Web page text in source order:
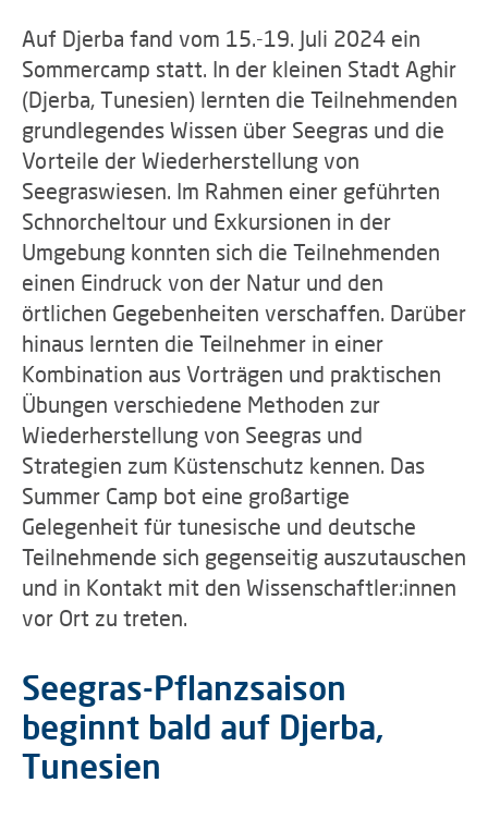
Auf Djerba fand vom 15.-19. Juli 2024 ein
Sommercamp statt. In der kleinen Stadt Aghir
(Djerba, Tunesien) lernten die Teilnehmenden
grundlegendes Wissen über Seegras und die
Vorteile der Wiederherstellung von
Seegraswiesen. Im Rahmen einer geführten
Schnorcheltour und Exkursionen in der
Umgebung konnten sich die Teilnehmenden
einen Eindruck von der Natur und den
örtlichen Gegebenheiten verschaffen. Darüber
hinaus lernten die Teilnehmer in einer
Kombination aus Vorträgen und praktischen
Übungen verschiedene Methoden zur
Wiederherstellung von Seegras und
Strategien zum Küstenschutz kennen. Das
Summer Camp bot eine großartige
Gelegenheit für tunesische und deutsche
Teilnehmende sich gegenseitig auszutauschen
und in Kontakt mit den Wissenschaftler:innen
vor Ort zu treten.
Seegras-Pflanzsaison
beginnt bald auf Djerba,
Tunesien